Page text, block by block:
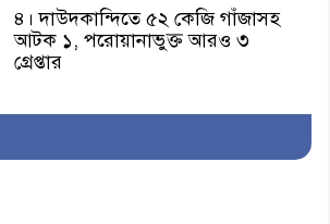
৪। দাউদকান্দিতে ৫২ কেজি গাঁজাসহ
আটক ১, পরোয়ানাভুক্ত আরও ৩
গ্রেপ্তার
৫। মেঘনা উপজেলা বিএনপির নতুন